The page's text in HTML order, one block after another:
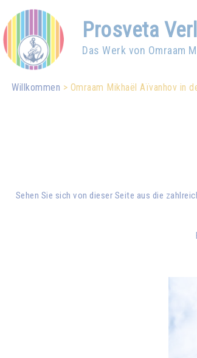
Prosveta
Das Werk von Omraam
Willkommen Omraam Mikhaël Aïvanhov in
Sehen Sie sich von dieser Seite aus die